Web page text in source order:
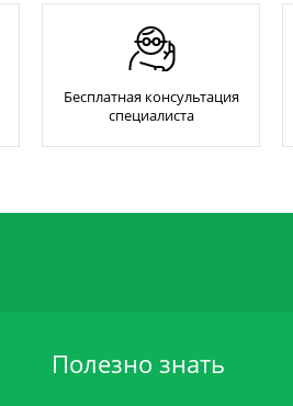
Бесплатная консультация
специалиста
Полезно знать